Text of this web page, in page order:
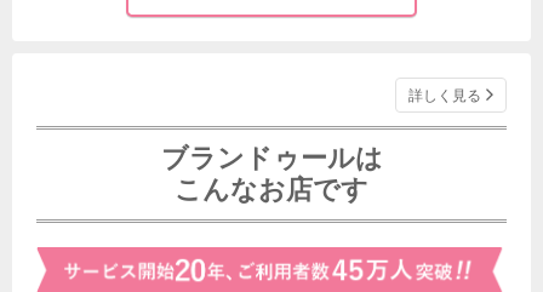
詳しく見る
ブランドゥールは
こんなお店です